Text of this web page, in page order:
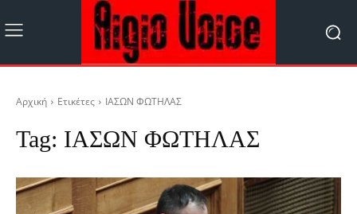
Αρχική Ετικέτες ΙΑΣΩΝ ΦΩΤΗΛΑΣ
Tag: ΙΑΣΩΝ ΦΩΤΗΛΑΣ